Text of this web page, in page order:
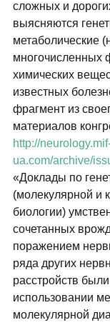
сложных и
выясняются
метаболические
многочисленных
химических
известных
фрагмент из
материалов
http://
ua.com/archive/
«Доклады по
(молекулярной и
биологии)
сочетанных
поражением
ряда других
расстройств
использовании
молекулярной